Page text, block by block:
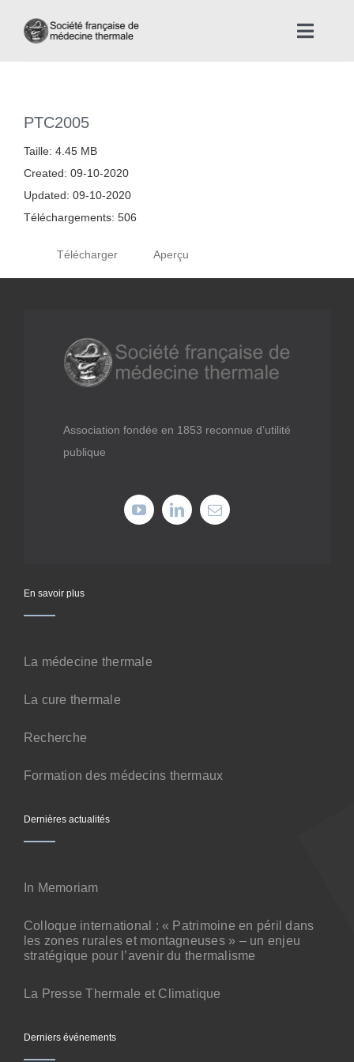
Toggle
Actualités
Médiathèque
Recherche
Offres professionnelles
Cotiser
Faire un don
PTC2005
Taille: 4.45 MB
Created: 09-10-2020
Updated: 09-10-2020
Téléchargements: 506
Télécharger Aperçu
Association fondée en 1853 reconnue d’utilité
publique
En savoir plus
La médecine thermale
La cure thermale
Recherche
Formation des médecins thermaux
Dernières actualités
In Memoriam
Colloque international : « Patrimoine en péril dans
les zones rurales et montagneuses » – un enjeu
stratégique pour l’avenir du thermalisme
La Presse Thermale et Climatique
Derniers événements